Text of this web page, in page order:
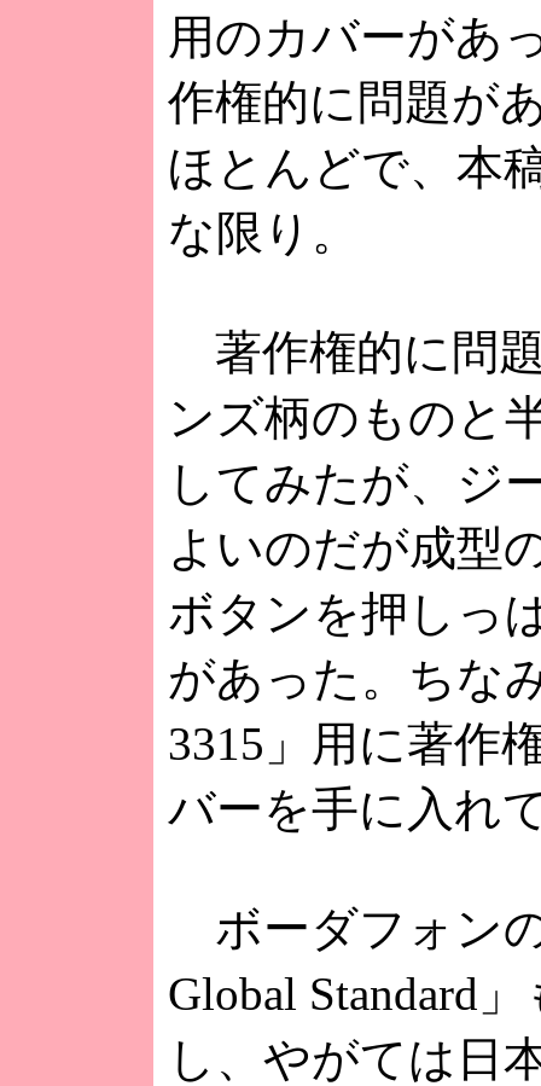
用のカバーがあ
作権的に問題が
ほとんどで、本
な限り。
著作権的に問
ンズ柄のものと
してみたが、ジ
よいのだが成型
ボタンを押しっ
があった。ちな
3315」用に著作
バーを手に入れ
ボーダフォン
Global Standard
し、やがては日